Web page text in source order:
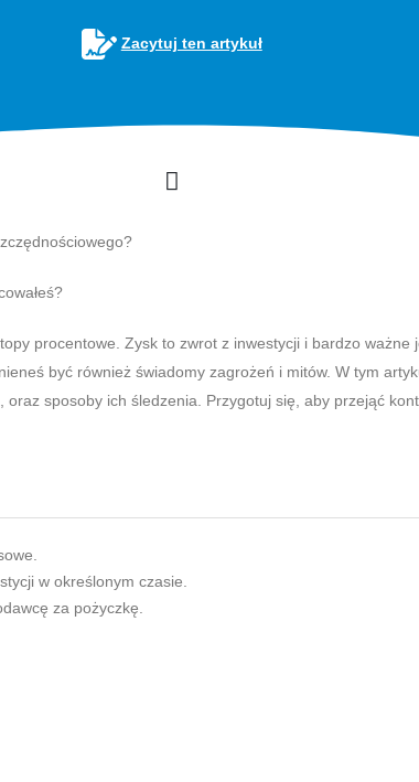
Zacytuj ten artykuł
procentowe. Zysk to zwrot z inwestycji i bardzo ważne
być również świadomy zagrożeń i mitów. W tym
sposoby ich śledzenia. Przygotuj się, aby przejąć
w określonym czasie.
za pożyczkę.